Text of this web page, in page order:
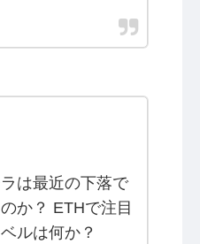
は最近の下落で
か？ ETHで注目
ルは何か？